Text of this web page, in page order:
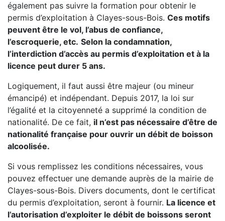
également pas suivre la formation pour obtenir le
permis d’exploitation à Clayes-sous-Bois. Ces motifs
peuvent être le vol, l’abus de confiance,
l’escroquerie, etc. Selon la condamnation,
l’interdiction d’accès au permis d’exploitation et à la
licence peut durer 5 ans.
Logiquement, il faut aussi être majeur (ou mineur
émancipé) et indépendant. Depuis 2017, la loi sur
l’égalité et la citoyenneté a supprimé la condition de
nationalité. De ce fait, il n’est pas nécessaire d’être de
nationalité française pour ouvrir un débit de boisson
alcoolisée.
Si vous remplissez les conditions nécessaires, vous
pouvez effectuer une demande auprès de la mairie de
Clayes-sous-Bois. Divers documents, dont le certificat
du permis d’exploitation, seront à fournir. La licence et
l’autorisation d’exploiter le débit de boissons seront